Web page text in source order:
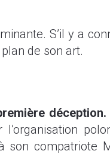
S’il y a
de son art.
déception.
compatriote